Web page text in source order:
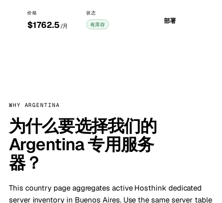
价格
$1762.5 /月
状态
有库存 部署
WHY ARGENTINA
为什么要选择我们的
Argentina 专用服务
器？
This country page aggregates active Hosthink dedicated
server inventory in Buenos Aires. Use the same server table